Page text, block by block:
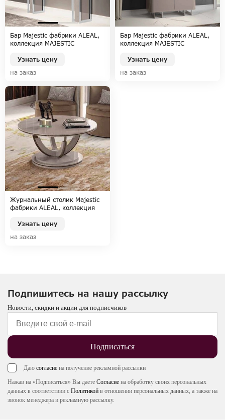
Бар Majestic фабрики ALEAL,
коллекция MAJESTIC
Узнать цену
на заказ
Бар Majestic фабрики ALEAL,
коллекция MAJESTIC
Узнать цену
на заказ
Журнальный столик Majestic
фабрики ALEAL, коллекция
Узнать цену
на заказ
Подпишитесь на нашу рассылку
Новости, скидки и акции для подписчиков
Подписаться
Даю согласие на получение рекламной рассылки
Нажав на «Подписаться» Вы даете Согласие на обработку своих персональных
данных в соответствии с Политикой в отношении персональных данных, а также на
звонок менеджера и рекламную рассылку.